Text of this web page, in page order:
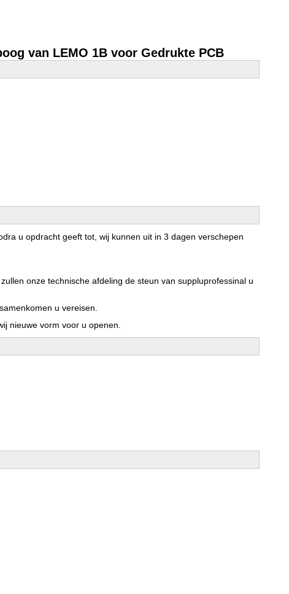
van LEMO 1B voor Gedrukte PCB
u opdracht geeft tot, wij kunnen uit in 3 dagen verschepen
onze technische afdeling de steun van suppluprofessinal u
u vereisen.
nieuwe vorm voor u openen.